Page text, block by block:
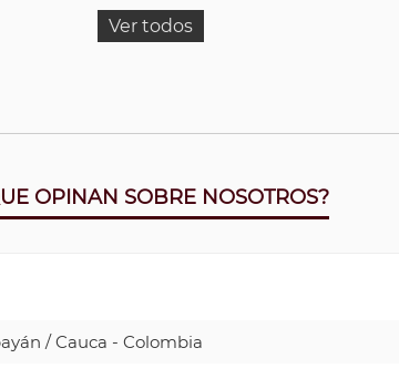
Ver todos
OPINAN SOBRE NOSOTROS?
/ Cauca - Colombia